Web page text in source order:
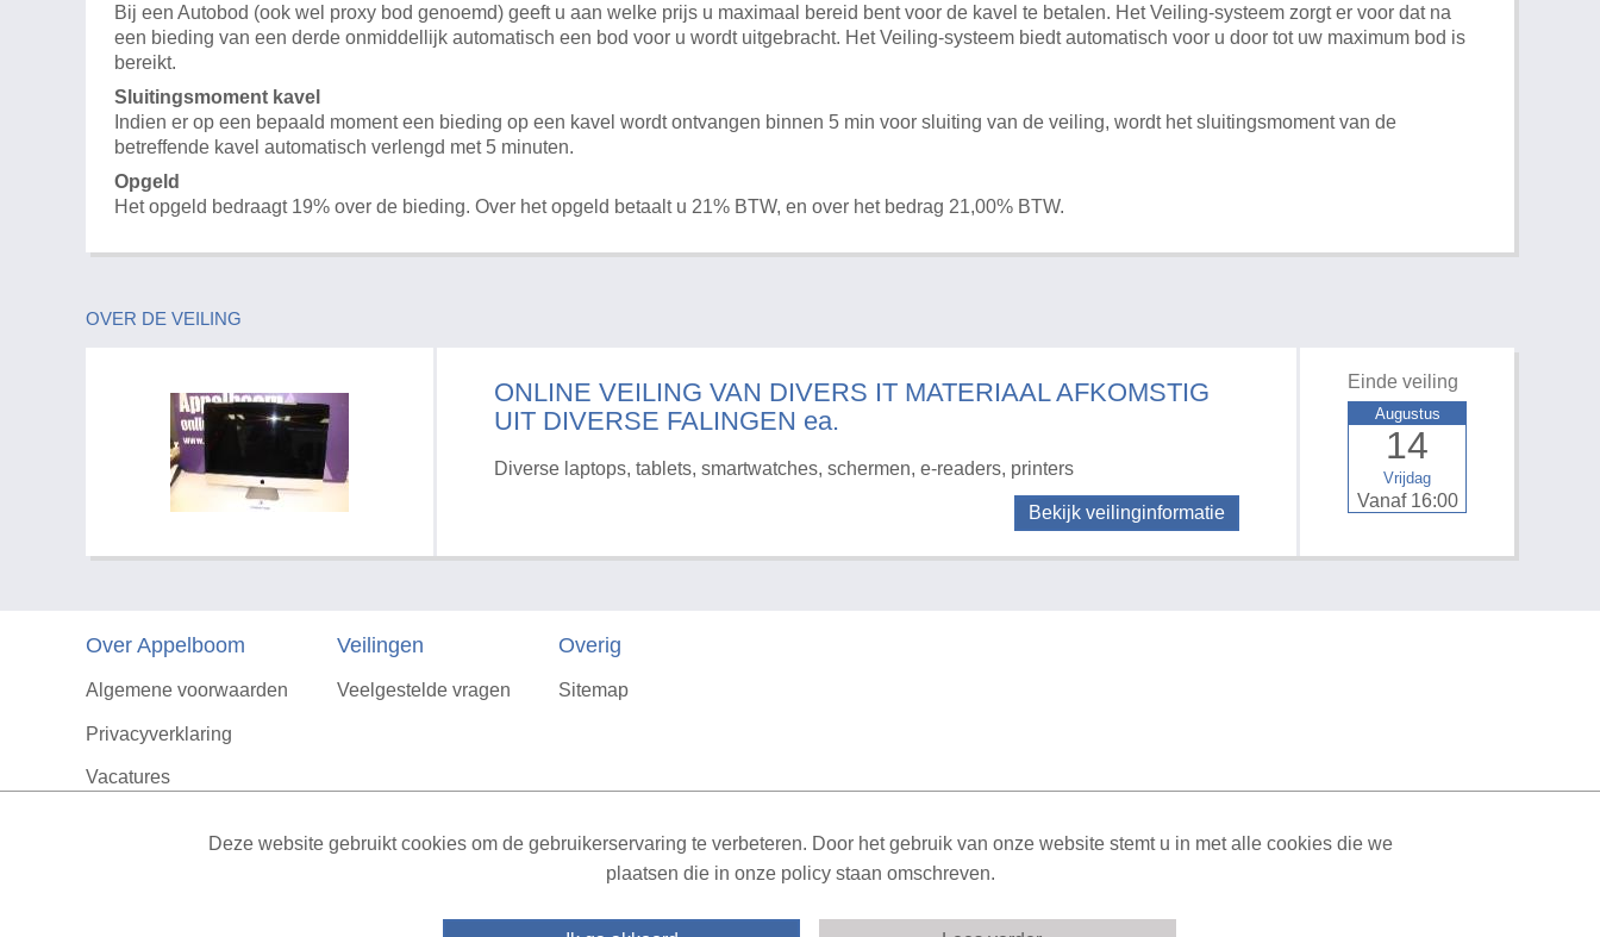
Bij een Autobod (ook wel proxy bod genoemd) geeft u aan welke prijs u maximaal bereid bent voor de kavel te betalen. Het Veiling-systeem zorgt er voor dat na
een bieding van een derde onmiddellijk automatisch een bod voor u wordt uitgebracht. Het Veiling-systeem biedt automatisch voor u door tot uw maximum bod is
bereikt.
Sluitingsmoment kavel
Indien er op een bepaald moment een bieding op een kavel wordt ontvangen binnen 5 min voor sluiting van de veiling, wordt het sluitingsmoment van de
betreffende kavel automatisch verlengd met 5 minuten.
Opgeld
Het opgeld bedraagt 19% over de bieding. Over het opgeld betaalt u 21% BTW, en over het bedrag 21,00% BTW.
OVER DE VEILING
ONLINE VEILING VAN DIVERS IT MATERIAAL AFKOMSTIG
UIT DIVERSE FALINGEN ea.
Diverse laptops, tablets, smartwatches, schermen, e-readers, printers
Bekijk veilinginformatie
Einde veiling
Vrijdag
14
Augustus
Vanaf 16:00
Over Appelboom
Algemene voorwaarden
Privacyverklaring
Vacatures
Veilingen
Veelgestelde vragen
Overig
Sitemap
Deze website gebruikt cookies om de gebruikerservaring te verbeteren. Door het gebruik van onze website stemt u in met alle cookies die we
plaatsen die in onze policy staan omschreven.